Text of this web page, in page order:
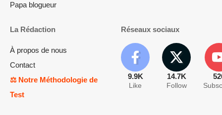
Papa blogueur
La Rédaction
À propos de nous
Contact
⚖️ Notre Méthodologie de
Test
Réseaux sociaux
9.9K
Like
14.7K
Follow